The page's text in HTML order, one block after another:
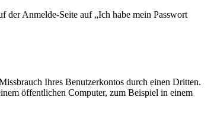
der Anmelde-Seite auf „Ich habe mein Passwort
Ihres Benutzerkontos durch einen Dritten.
öffentlichen Computer, zum Beispiel in einem